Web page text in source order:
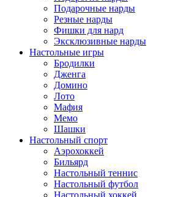
Подарочные нарды
Резные нарды
Фишки для нард
Эксклюзивные нарды
Настольные игры
Бродилки
Дженга
Домино
Лото
Мафия
Мемо
Шашки
Настольный спорт
Аэрохоккей
Бильярд
Настольный теннис
Настольный футбол
Настольный хоккей